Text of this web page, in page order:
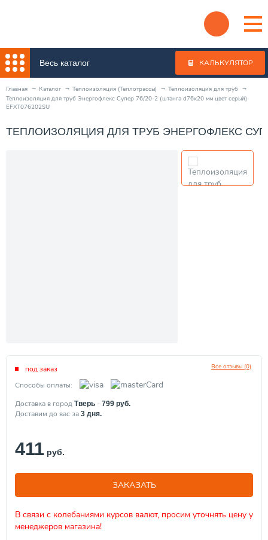
Весь каталог КАЛЬКУЛЯТОР
Главная Каталог Теплоизоляция (Теплотрассы)
Теплоизоляция для труб
Теплоизоляция для труб Энергофлекс Супер 76/20-2 (штанга d76x20 мм цвет серый)
EFXT076202SU
ТЕПЛОИЗОЛЯЦИЯ ДЛЯ ТРУБ ЭНЕРГОФЛЕКС
Все отзывы (0)
под заказ
Способы оплаты:
Доставка в город Тверь - 799 руб.
Доставим до вас за 3 дня.
411 руб.
ЗАКАЗАТЬ
В связи с колебаниями курсов валют, просим уточнять цену у
менеджеров магазина!